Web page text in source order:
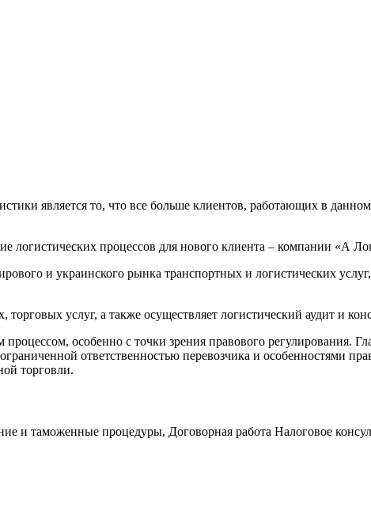
является то, что все больше клиентов, работающих в
логистических процессов для нового клиента – компании «А
и украинского рынка транспортных и логистических
услуг, а также осуществляет логистический аудит и
особенно с точки зрения правового регулирования.
ответственностью перевозчика и особенностями
торговли.
и таможенные процедуры, Договорная работа Налоговое